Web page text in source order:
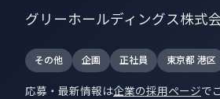
グリーホールディングス株式
その他 企画 正社員 東京都 港区
応募・最新情報は企業の採用ページで